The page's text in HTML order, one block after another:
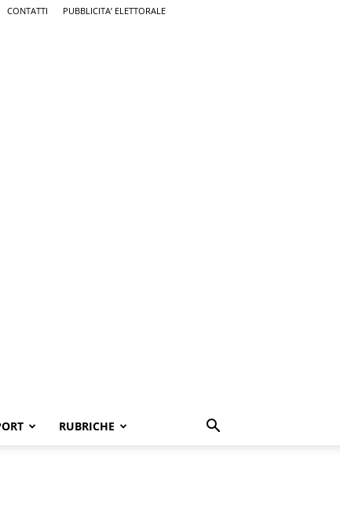
CONTATTI PUBBLICITA’ ELETTORALE
RUBRICHE